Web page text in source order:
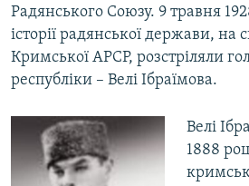
Радянського Союзу. 9 травня
історії радянської держави, на
Кримської АРСР, розстріляли
республіки – Велі Ібраїмова.
Велі
1888